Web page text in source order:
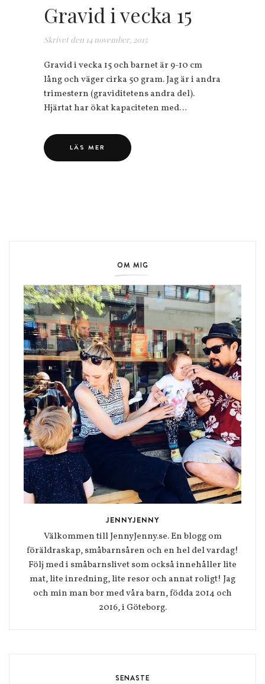
Gravid i vecka 15
Skrivet den 14 november, 2015
Gravid i vecka 15 och barnet är 9-10 cm
lång och väger cirka 50 gram. Jag är i andra
trimestern (graviditetens andra del).
Hjärtat har ökat kapaciteten med…
LÄS MER
OM MIG
JENNYJENNY
Välkommen till JennyJenny.se. En blogg om
föräldraskap, småbarnsåren och en hel del vardag!
Följ med i småbarnslivet som också innehåller lite
mat, lite inredning, lite resor och annat roligt! Jag
och min man bor med våra barn, födda 2014 och
2016, i Göteborg.
SENASTE